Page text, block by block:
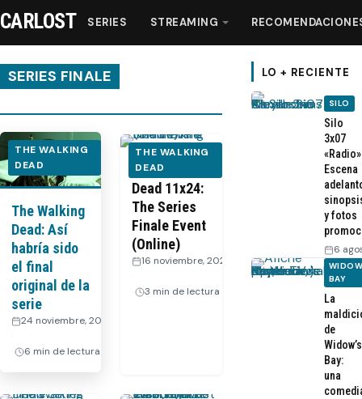
Streaming
Recomendaciones
Videos
Webisodios
CARLOST SERIES STREAMING
SERIES FINALE
THE WALKING
DEAD
The Walking
Dead: Así
habría sido
el final
original de la
serie
24 noviembre, 2022
6 min de lectura
THE WALKING
DEAD
The Walking
Dead 11x24:
The Series
Finale Event
(Online)
16 noviembre, 2022
3 min de lectura
LO + RECIENTE
SILO
Silo
3x07
Escena
y fotos
6
BAY
La
de
Widow’s
Bay:
una